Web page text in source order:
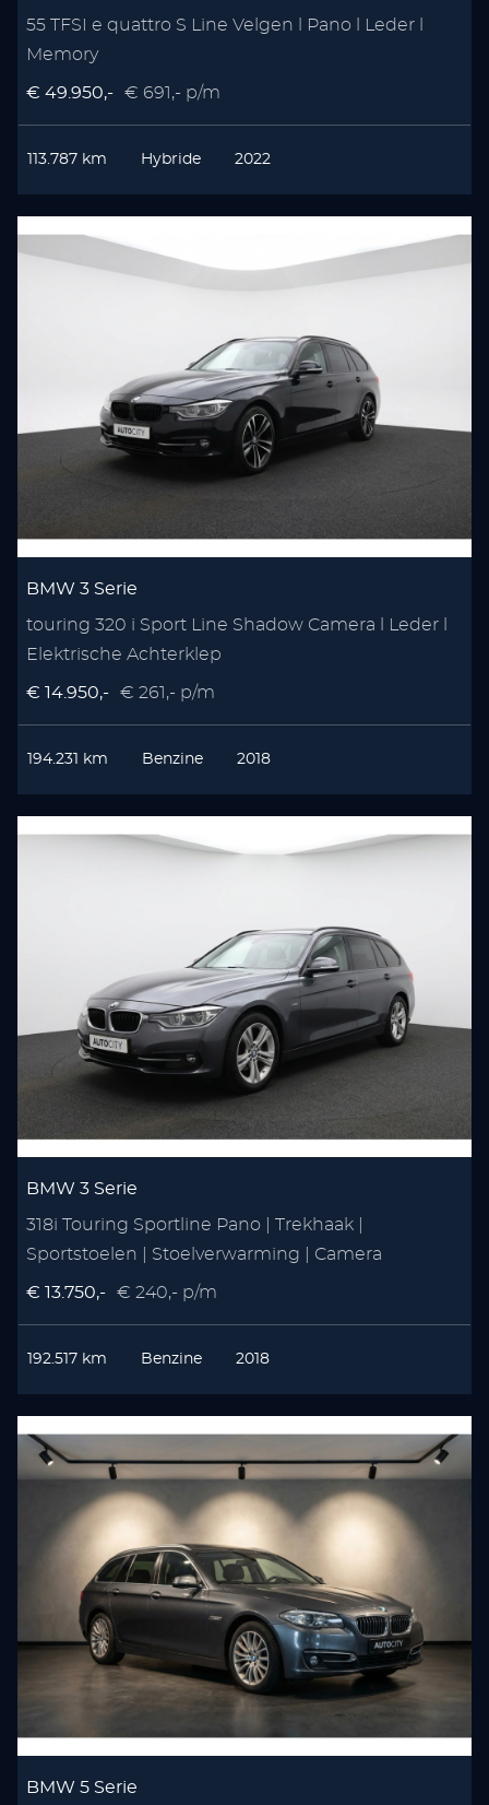
55 TFSI e quattro S Line Velgen l Pano l Leder l
Memory
€ 49.950,- € 691,- p/m
113.787 km Hybride 2022
BMW 3 Serie
touring 320 i Sport Line Shadow Camera l Leder l
Elektrische Achterklep
€ 14.950,- € 261,- p/m
194.231 km Benzine 2018
BMW 3 Serie
318i Touring Sportline Pano | Trekhaak |
Sportstoelen | Stoelverwarming | Camera
€ 13.750,- € 240,- p/m
192.517 km Benzine 2018
BMW 5 Serie